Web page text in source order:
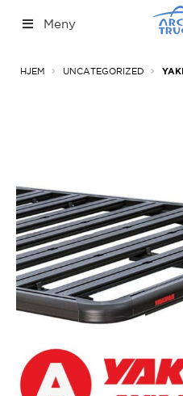
til
til
Meny
HJEM UNCATEGORIZED